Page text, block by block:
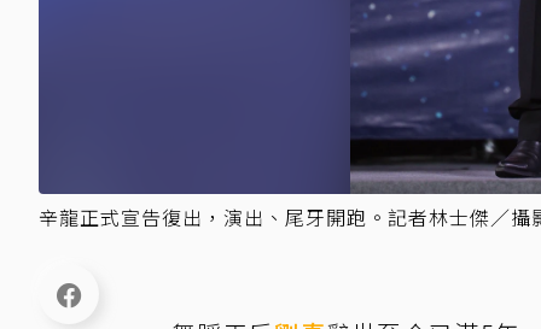
辛龍正式宣告復出，演出、尾牙開跑。記者林士傑／攝